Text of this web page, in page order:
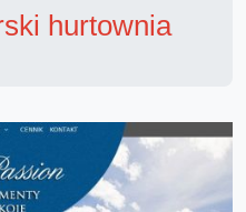
hurtownia